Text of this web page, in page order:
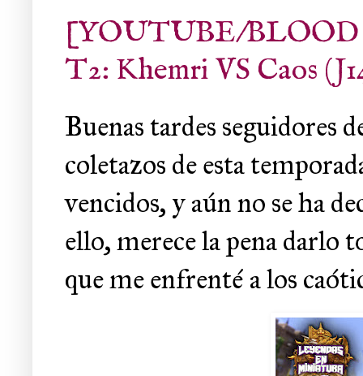
[YOUTUBE/BLOOD
T2: Khemri VS Caos
Buenas tardes seguidores
coletazos de esta
vencidos, y aún no se ha
ello, merece la pena darlo
que me enfrenté a los